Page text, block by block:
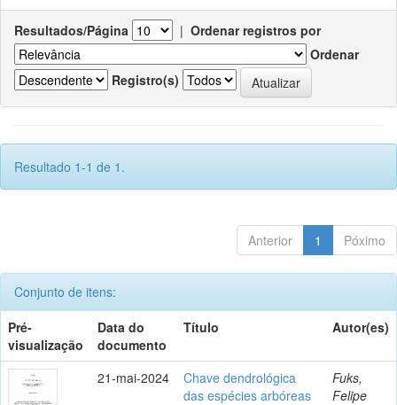
Resultados/Página | Ordenar registros por
Ordenar
Registro(s)
Resultado 1-1 de 1.
Anterior 1 Póximo
Conjunto de itens:
Pré-
visualização
Data do
documento
Título Autor(es)
21-mai-2024
Chave dendrológica
das espécies arbóreas
Fuks,
Felipe